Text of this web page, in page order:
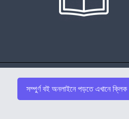
সম্পুর্ণ বই অনলাইনে পড়তে এখানে